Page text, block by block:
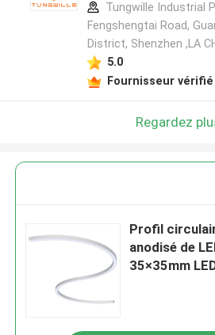
Tungwille Industrial
Fengshengtai Road,
District, Shenzhen ,LA
5.0
Fournisseur vérifié
Regardez
Profil
anodisé de
35×35mm